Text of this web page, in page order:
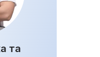
та